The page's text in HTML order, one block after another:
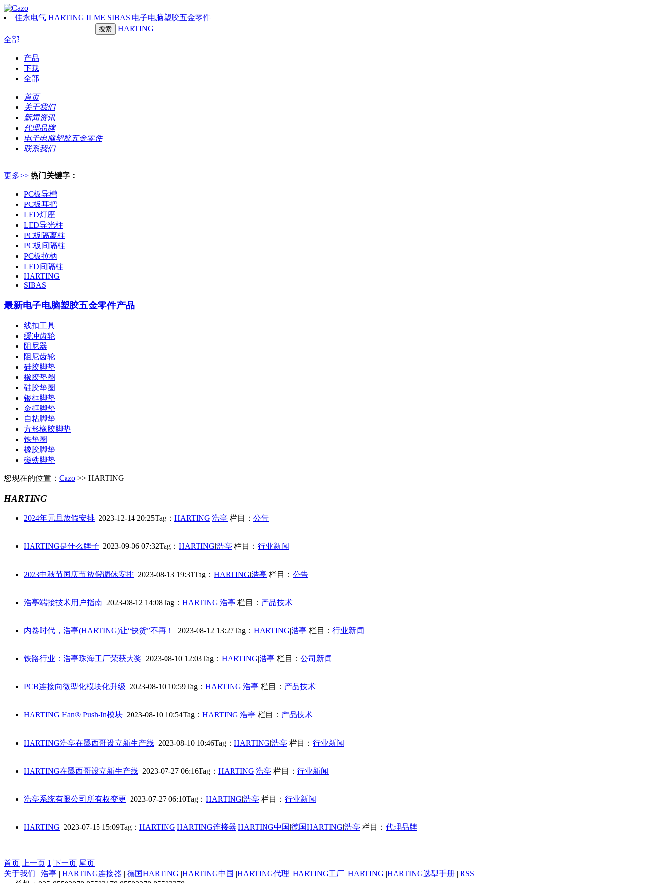
佳永电气 HARTING ILME SIBAS 电子电脑塑胶五金零件
HARTING
全部
产品
下载
全部
首页
关于我们
新闻资讯
代理品牌
电子电脑塑胶五金零件
联系我们
更多>> 热门关键字：
PC板导槽
PC板耳把
LED灯座
LED导光柱
PC板隔离柱
PC板间隔柱
PC板拉柄
LED间隔柱
HARTING
SIBAS
最新电子电脑塑胶五金零件产品
线扣工具
缓冲齿轮
阻尼器
阻尼齿轮
硅胶脚垫
橡胶垫圈
硅胶垫圈
银框脚垫
金框脚垫
自粘脚垫
方形橡胶脚垫
铁垫圈
橡胶脚垫
磁铁脚垫
您现在的位置： Cazo >> HARTING
HARTING
2024年元旦放假安排 2023-12-14 20:25Tag： HARTING|浩亭 栏目： 公告
HARTING是什么牌子 2023-09-06 07:32Tag： HARTING|浩亭 栏目： 行业新闻
2023中秋节国庆节放假调休安排 2023-08-13 19:31Tag： HARTING|浩亭 栏目： 公告
浩亭端接技术用户指南 2023-08-12 14:08Tag： HARTING|浩亭 栏目： 产品技术
内卷时代，浩亭(HARTING)让“缺货”不再！ 2023-08-12 13:27Tag： HARTING|浩亭 栏目： 行业新闻
铁路行业：浩亭珠海工厂荣获大奖 2023-08-10 12:03Tag： HARTING|浩亭 栏目： 公司新闻
PCB连接向微型化模块化升级 2023-08-10 10:59Tag： HARTING|浩亭 栏目： 产品技术
HARTING Han® Push-In模块 2023-08-10 10:54Tag： HARTING|浩亭 栏目： 产品技术
HARTING浩亭在墨西哥设立新生产线 2023-08-10 10:46Tag： HARTING|浩亭 栏目： 行业新闻
HARTING在墨西哥设立新生产线 2023-07-27 06:16Tag： HARTING|浩亭 栏目： 行业新闻
浩亭系统有限公司所有权变更 2023-07-27 06:10Tag： HARTING|浩亭 栏目： 行业新闻
HARTING 2023-07-15 15:09Tag： HARTING|HARTING连接器|HARTING中国|德国HARTING|浩亭 栏目： 代理品牌
首页 上一页 1 下一页 尾页
关于我们 | 浩亭 | HARTING连接器 | 德国HARTING |HARTING中国 |HARTING代理 |HARTING工厂 |HARTING |HARTING选型手册 | RSS